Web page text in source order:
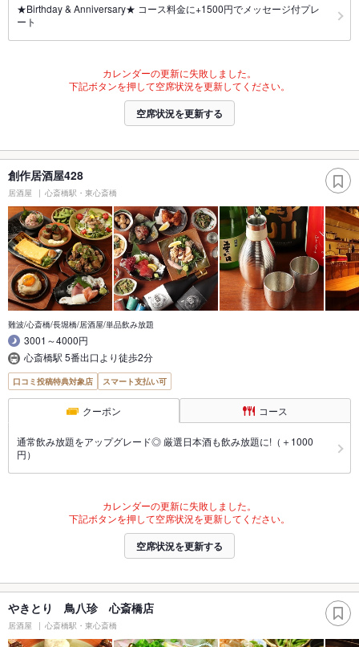
★Birthday & Anniversary★ コース料金に+1500円でメッセージ付プレ
ート
カレンダーの更新に失敗しました。
下記ボタンを押して空席状況を更新してください。
空席状況を更新する
創作居酒屋428
居酒屋 心斎橋駅・東心斎橋
難波/心斎橋/長堀橋/居酒屋/単品飲み放題
3001～4000円
心斎橋駅 5番出口より徒歩2分
口コミ投稿特典対象店 スマート支払い可
クーポン コース
通常飲み放題をアップグレード◎ 厳選日本酒も飲み放題に!（＋1000
円）
カレンダーの更新に失敗しました。
下記ボタンを押して空席状況を更新してください。
空席状況を更新する
やきとり 鳥八珍 心斎橋店
居酒屋 心斎橋駅・東心斎橋